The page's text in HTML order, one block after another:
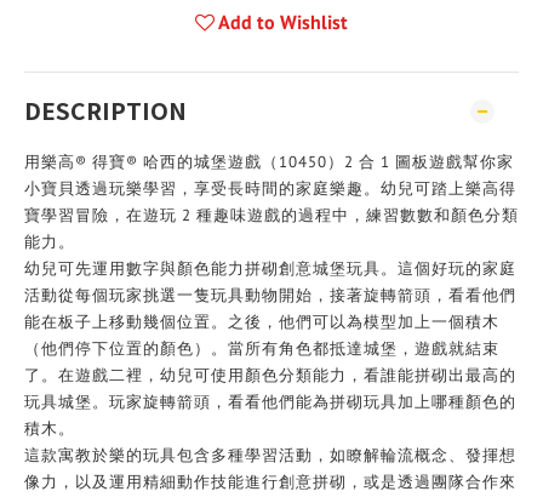
Add to Wishlist
DESCRIPTION
用樂高® 得寶® 哈西的城堡遊戲（10450）2 合 1 圖板遊戲幫你家
小寶貝透過玩樂學習，享受長時間的家庭樂趣。幼兒可踏上樂高得
寶學習冒險，在遊玩 2 種趣味遊戲的過程中，練習數數和顏色分類
能力。
幼兒可先運用數字與顏色能力拼砌創意城堡玩具。這個好玩的家庭
活動從每個玩家挑選一隻玩具動物開始，接著旋轉箭頭，看看他們
能在板子上移動幾個位置。之後，他們可以為模型加上一個積木
（他們停下位置的顏色）。當所有角色都抵達城堡，遊戲就結束
了。在遊戲二裡，幼兒可使用顏色分類能力，看誰能拼砌出最高的
玩具城堡。玩家旋轉箭頭，看看他們能為拼砌玩具加上哪種顏色的
積木。
這款寓教於樂的玩具包含多種學習活動，如瞭解輪流概念、發揮想
像力，以及運用精細動作技能進行創意拼砌，或是透過團隊合作來